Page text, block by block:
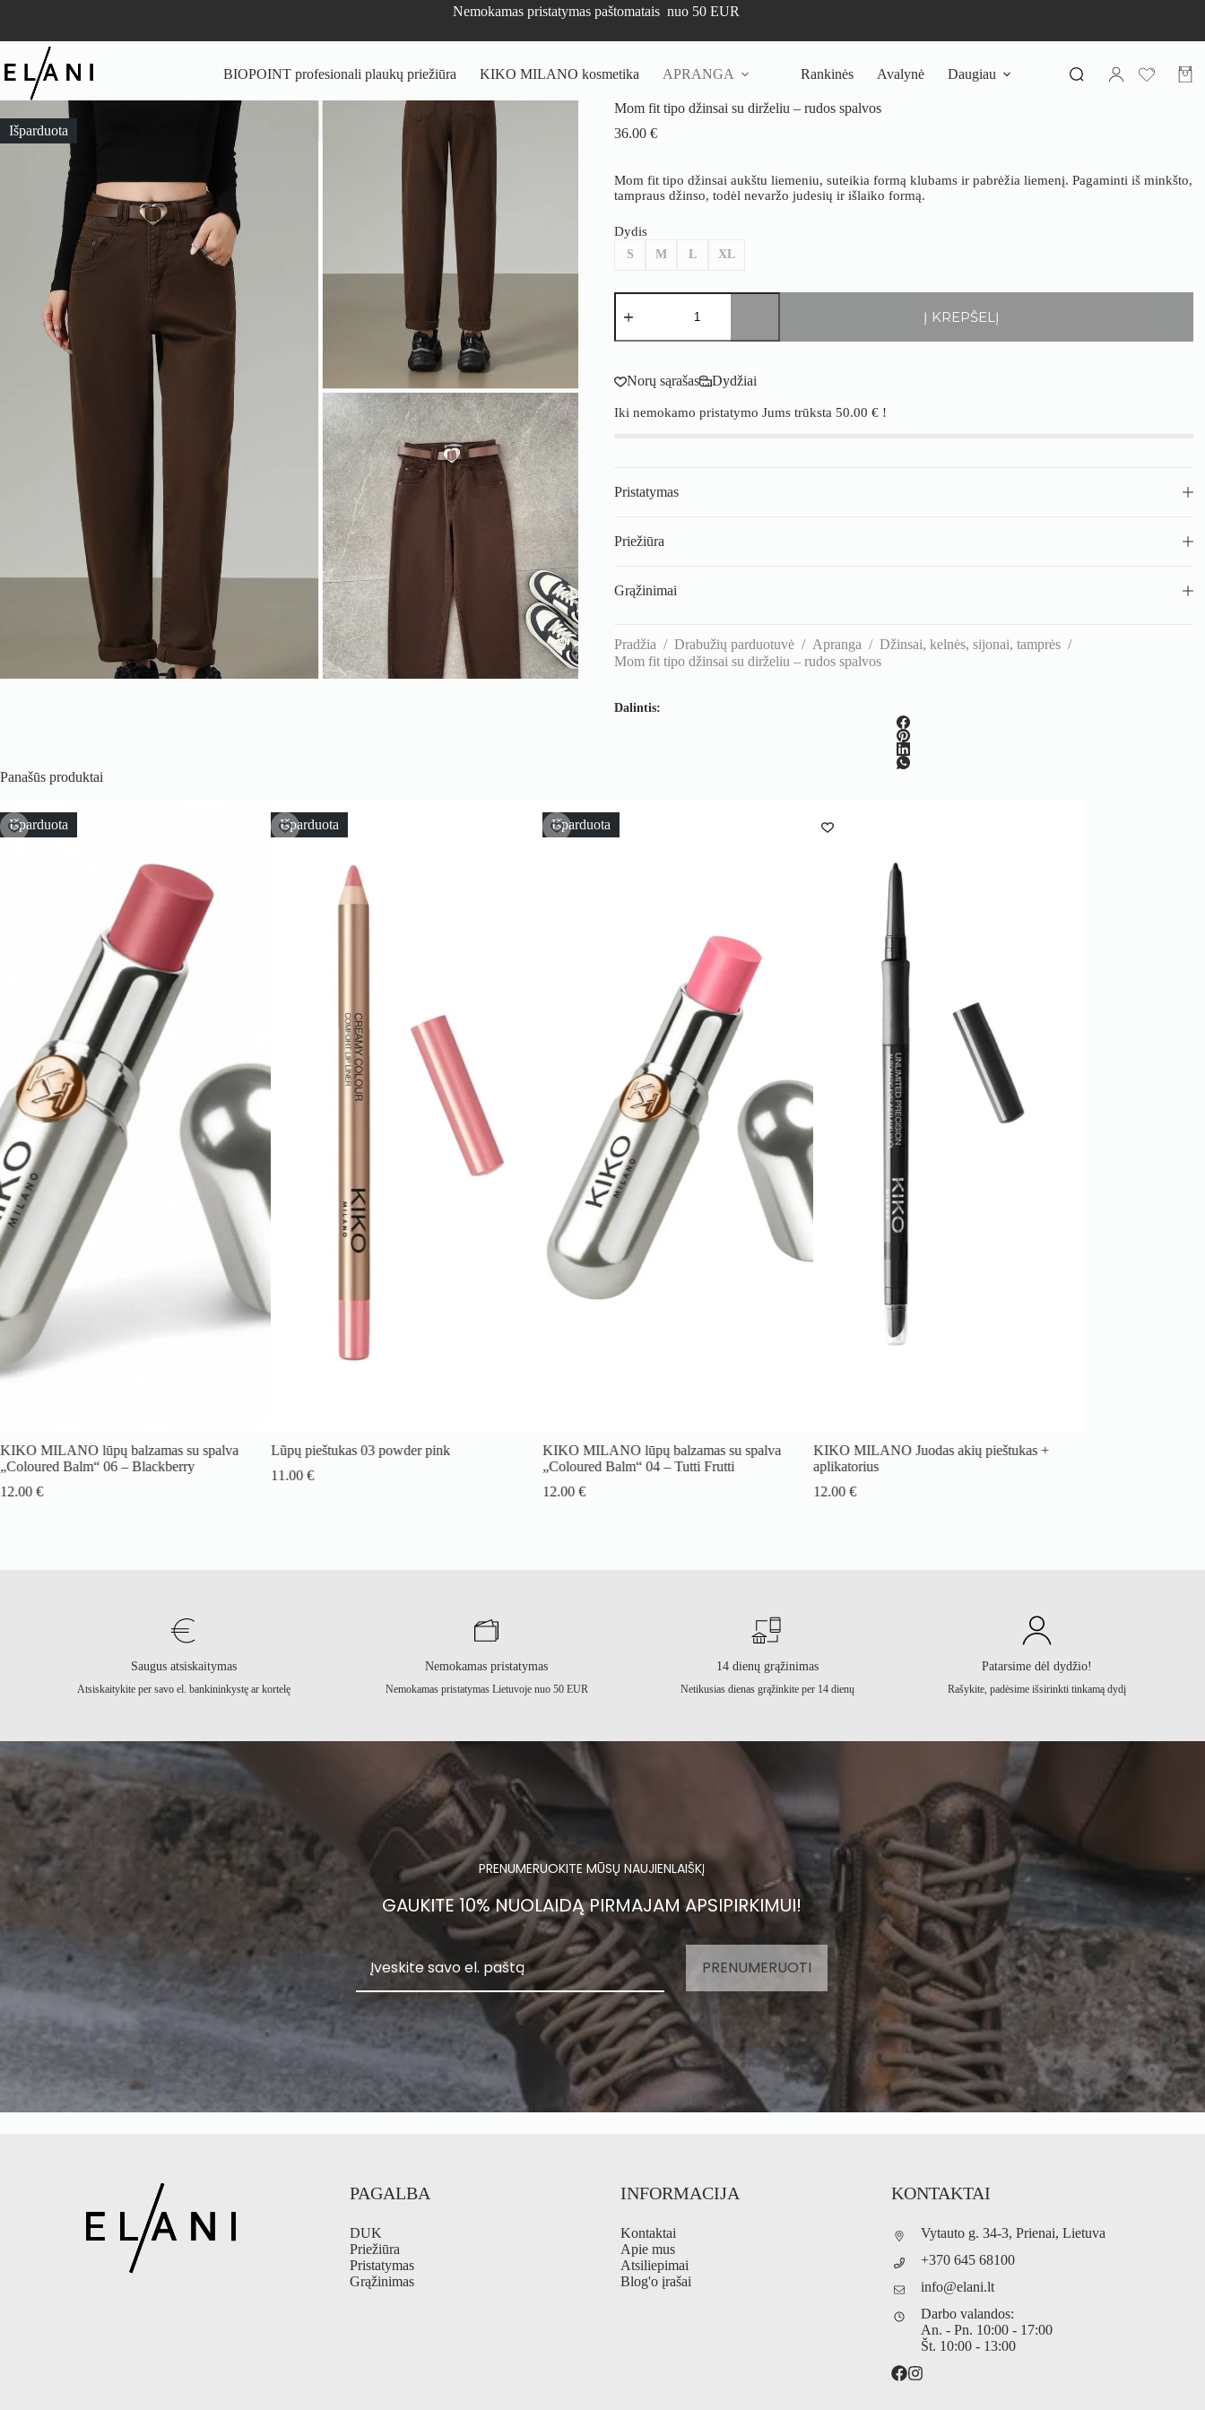
content
Nemokamas pristatymas paštomatais nuo 50 EUR
BIOPOINT profesionali plaukų priežiūra KIKO MILANO kosmetika APRANGA Rankinės Avalynė Daugiau
Išparduota
Mom fit tipo džinsai su dirželiu – rudos spalvos
36.00€
Mom fit tipo džinsai aukštu liemeniu, suteikia formą klubams ir pabrėžia liemenį. Pagaminti iš minkšto,
tampraus džinso, todėl nevaržo judesių ir išlaiko formą.
Dydis
S M L XL
produkto
kiekis:
fit
džinsai
su
dirželiu
-
Į KREPŠELĮ
Norų sąrašas Dydžiai
Iki nemokamo pristatymo Jums trūksta 50.00€ !
Pristatymas
Priežiūra
Grąžinimai
Pradžia / Drabužių parduotuvė / Apranga / Džinsai, kelnės, sijonai, tamprės /
Mom fit tipo džinsai su dirželiu – rudos spalvos
Dalintis:
Panašūs produktai
Išparduota
KIKO MILANO lūpų balzamas su spalva
„Coloured Balm“ 06 – Blackberry
12.00 €
Išparduota
Lũpų pieštukas 03 powder pink
11.00€
Išparduota
KIKO MILANO lūpų balzamas su spalva
„Coloured Balm“ 04 – Tutti Frutti
12.00 €
KIKO MILANO Juodas akių pieštukas +
aplikatorius
12.00€
Saugus atsiskaitymas
Atsiskaitykite per savo el. bankininkystę ar kortelę
Nemokamas pristatymas
Nemokamas pristatymas Lietuvoje nuo 50 EUR
14 dienų grąžinimas
Netikusias dienas grąžinkite per 14 dienų
Patarsime dėl dydžio!
Rašykite, padėsime išsirinkti tinkamą dydį
PRENUMERUOKITE MŪSŲ NAUJIENLAIŠKĮ
GAUKITE 10% NUOLAIDĄ PIRMAJAM APSIPIRKIMUI!
PRENUMERUOTI
PAGALBA
DUK
Priežiūra
Pristatymas
Grąžinimas
INFORMACIJA
Kontaktai
Apie mus
Atsiliepimai
Blog'o įrašai
KONTAKTAI
Vytauto g. 34-3, Prienai, Lietuva
+370 645 68100
info@elani.lt
Darbo valandos:
An. - Pn. 10:00 - 17:00
Št. 10:00 - 13:00
Turite klausimų?